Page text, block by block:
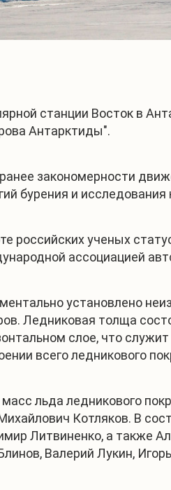
станции Восток в
Антарктиды".
закономерности
бурения и исследования
российских ученых
ассоциацией
установлено
Ледниковая толща
слое, что
всего ледникового
льда ледникового
Котляков. В
Литвиненко, а также
Валерий Лукин,